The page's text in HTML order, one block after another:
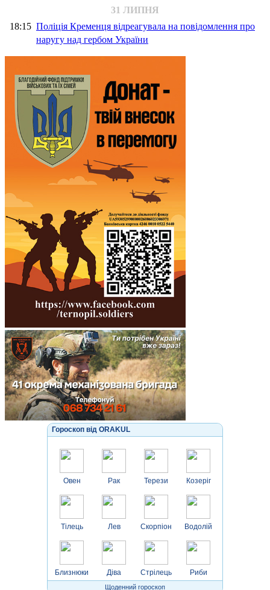
31 ЛИПНЯ
18:15 Поліція Кременця відреагувала на повідомлення про
наругу над гербом України
Гороскоп від ORAKUL
Овен
Тілець
Близнюки
Рак
Лев
Діва
Терези
Скорпіон
Стрілець
Козеріг
Водолій
Риби
Щоденний гороскоп